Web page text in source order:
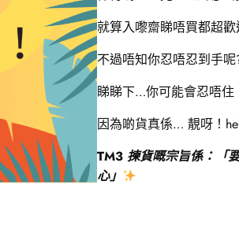
就算入嚟齋睇唔買都超歡
不過唔知你忍唔忍到手呢
睇睇下…你可能會忍唔住
因為啲貨真係… 靚呀！
TM3揀貨嘅宗旨係：「
心」